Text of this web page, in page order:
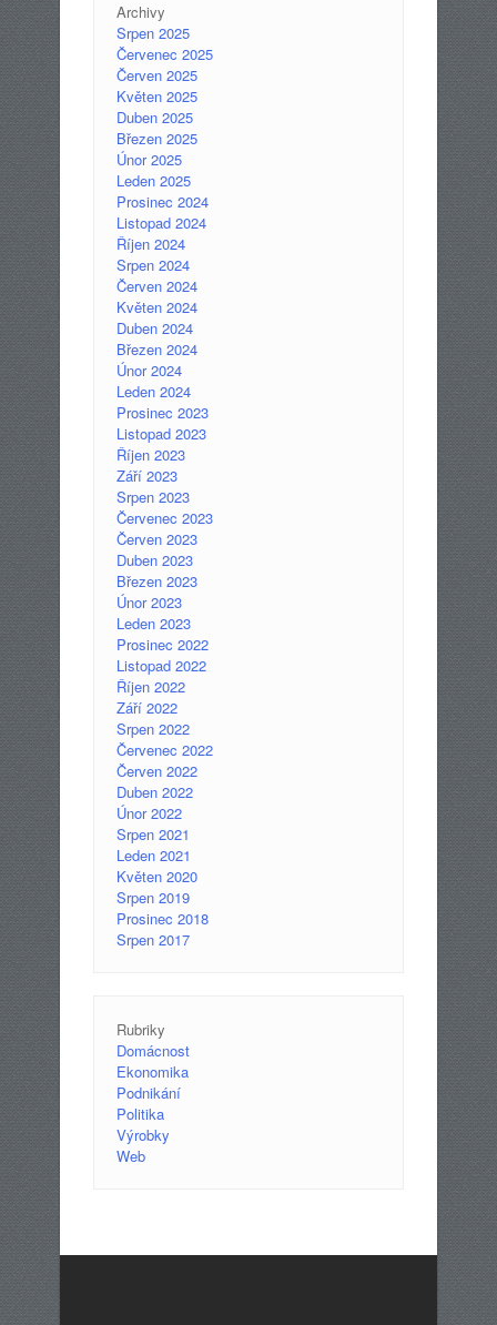
Archivy
Srpen 2025
Červenec 2025
Červen 2025
Květen 2025
Duben 2025
Březen 2025
Únor 2025
Leden 2025
Prosinec 2024
Listopad 2024
Říjen 2024
Srpen 2024
Červen 2024
Květen 2024
Duben 2024
Březen 2024
Únor 2024
Leden 2024
Prosinec 2023
Listopad 2023
Říjen 2023
Září 2023
Srpen 2023
Červenec 2023
Červen 2023
Duben 2023
Březen 2023
Únor 2023
Leden 2023
Prosinec 2022
Listopad 2022
Říjen 2022
Září 2022
Srpen 2022
Červenec 2022
Červen 2022
Duben 2022
Únor 2022
Srpen 2021
Leden 2021
Květen 2020
Srpen 2019
Prosinec 2018
Srpen 2017
Rubriky
Domácnost
Ekonomika
Podnikání
Politika
Výrobky
Web